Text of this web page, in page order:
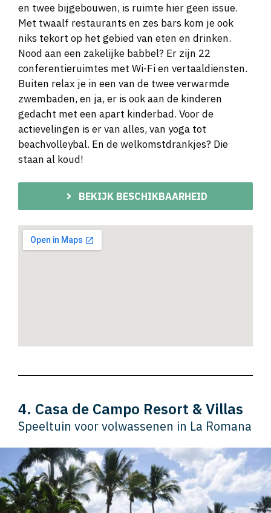
en twee bijgebouwen, is ruimte hier geen issue.
Met twaalf restaurants en zes bars kom je ook
niks tekort op het gebied van eten en drinken.
Nood aan een zakelijke babbel? Er zijn 22
conferentieruimtes met Wi-Fi en vertaaldiensten.
Buiten relax je in een van de twee verwarmde
zwembaden, en ja, er is ook aan de kinderen
gedacht met een apart kinderbad. Voor de
actievelingen is er van alles, van yoga tot
beachvolleybal. En de welkomstdrankjes? Die
staan al koud!
BEKIJK BESCHIKBAARHEID
4. Casa de Campo Resort & Villas
Speeltuin voor volwassenen in La Romana